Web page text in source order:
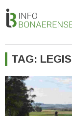
TAG: